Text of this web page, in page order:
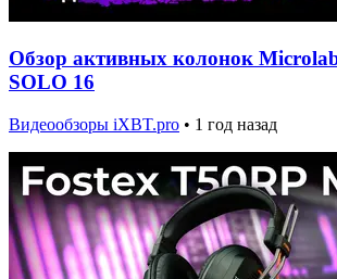
Обзор активных колонок
SOLO 16
Видеообзоры iXBT.pro • 1 год назад